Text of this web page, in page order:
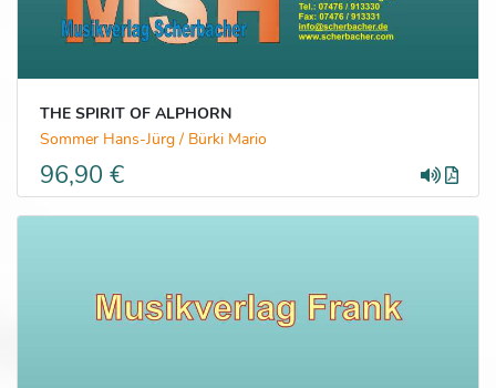
THE SPIRIT OF ALPHORN
Sommer Hans-Jürg / Bürki Mario
96,90 €